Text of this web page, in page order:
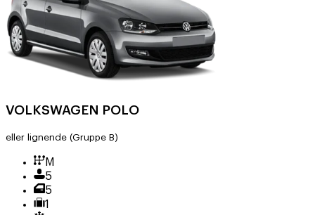
VOLKSWAGEN POLO
eller lignende (Gruppe B)
M
5
5
1